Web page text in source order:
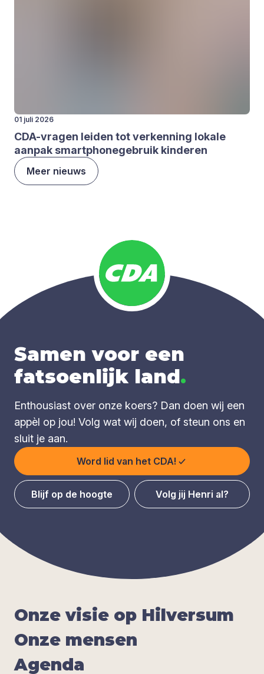
01 juli 2026
CDA-vra­gen lei­den tot ver­ken­ning loka­le
aan­pak smartpho­ne­ge­bruik kin­de­ren
Meer nieuws
Samen voor een
fatsoenlijk land.
Enthousiast over onze koers? Dan doen wij een
appèl op jou! Volg wat wij doen, of steun ons en
sluit je aan.
Word lid van het CDA!
Blijf op de hoogte Volg jij Henri al?
Onze visie op Hil­ver­sum
Onze men­sen
Agen­da